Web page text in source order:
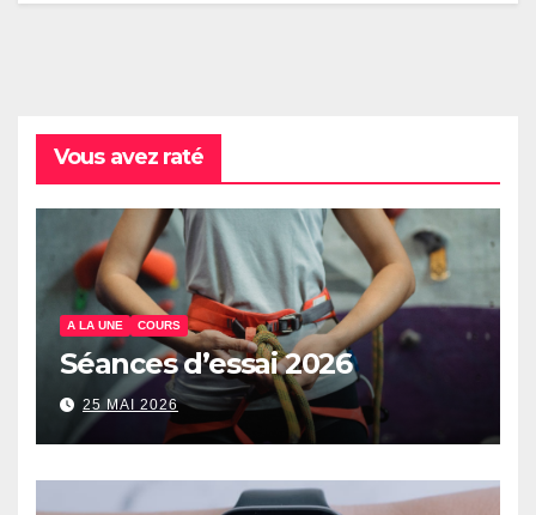
Vous avez raté
A LA UNE COURS
Séances d’essai 2026
25 MAI 2026